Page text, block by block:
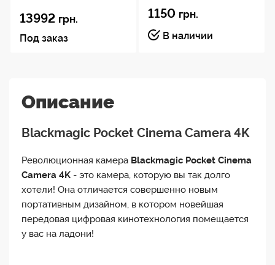
13992 грн.
Под заказ
1150 грн.
В наличии
Описание
Blackmagic Pocket Cinema Camera 4K
Революционная камера Blackmagic Pocket Cinema
Camera 4K - это камера, которую вы так долго
хотели! Она отличается совершенно новым
портативным дизайном, в котором новейшая
передовая цифровая кинотехнология помещается
у вас на ладони!